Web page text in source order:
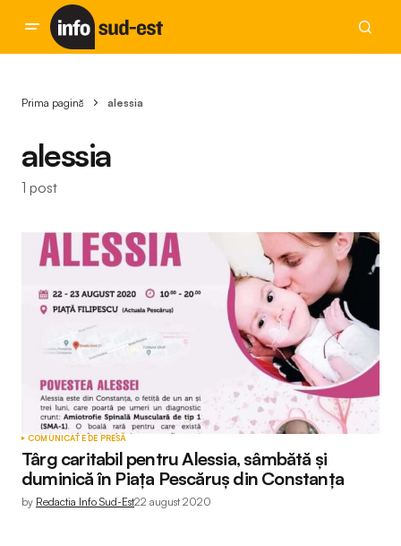
Prima pagină alessia
alessia
1 post
COMUNICATE DE PRESĂ
Târg caritabil pentru Alessia, sâmbătă și
duminică în Piața Pescăruș din Constanța
by Redactia Info Sud-Est22 august 2020